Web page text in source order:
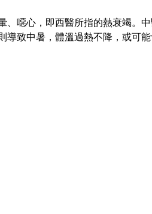
、噁心，即西醫所指的熱衰竭。
導致中暑，體溫過熱不降，或可